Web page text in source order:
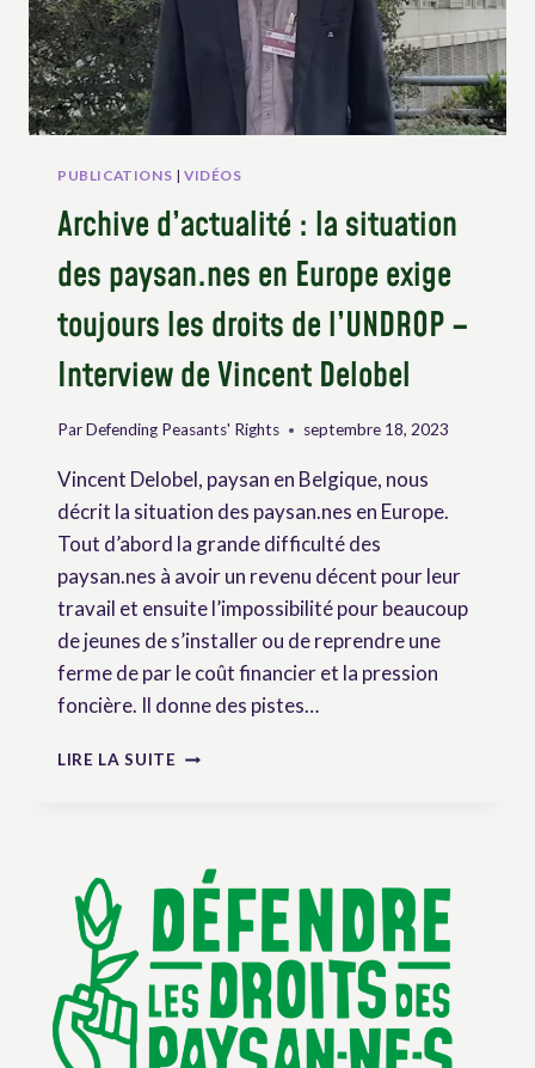
SOCIÉTÉ
PUBLICATIONS | VIDÉOS
Archive d’actualité : la situation
des paysan.nes en Europe exige
toujours les droits de l’UNDROP –
Interview de Vincent Delobel
ParDefending Peasants' Rights septembre 18, 2023
Vincent Delobel, paysan en Belgique, nous
décrit la situation des paysan.nes en Europe.
Tout d’abord la grande difficulté des
paysan.nes à avoir un revenu décent pour leur
travail et ensuite l’impossibilité pour beaucoup
de jeunes de s’installer ou de reprendre une
ferme de par le coût financier et la pression
foncière. Il donne des pistes…
LIRE LA SUITE ARCHIVE
DES
PAYSAN.NES
EUROPE
EXIGE
TOUJOURS
LES
DROITS